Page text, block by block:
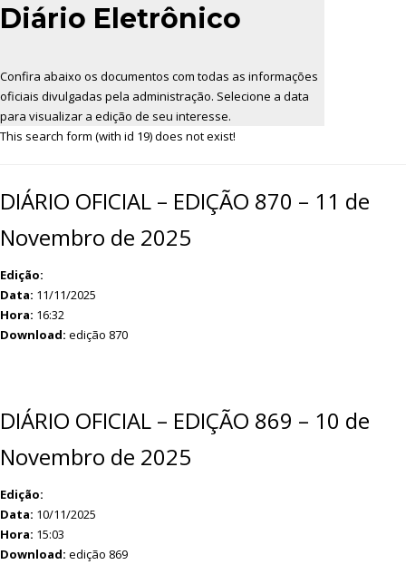
Diário Eletrônico
Confira abaixo os documentos com todas as informações
oficiais divulgadas pela administração. Selecione a data
para visualizar a edição de seu interesse.
This search form (with id 19) does not exist!
DIÁRIO OFICIAL – EDIÇÃO 870 – 11 de
Novembro de 2025
Edição:
Data: 11/11/2025
Hora: 16:32
Download: edição 870
DIÁRIO OFICIAL – EDIÇÃO 869 – 10 de
Novembro de 2025
Edição:
Data: 10/11/2025
Hora: 15:03
Download: edição 869